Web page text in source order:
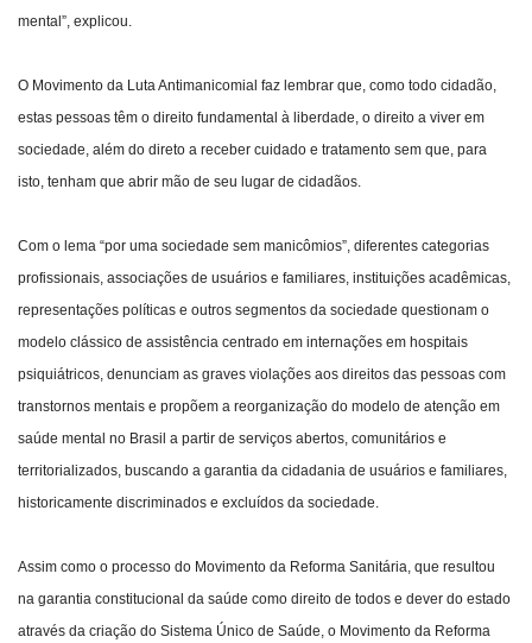
mental”, explicou.
O Movimento da Luta Antimanicomial faz lembrar que, como todo cidadão,
estas pessoas têm o direito fundamental à liberdade, o direito a viver em
sociedade, além do direto a receber cuidado e tratamento sem que, para
isto, tenham que abrir mão de seu lugar de cidadãos.
Com o lema “por uma sociedade sem manicômios”, diferentes categorias
profissionais, associações de usuários e familiares, instituições acadêmicas,
representações políticas e outros segmentos da sociedade questionam o
modelo clássico de assistência centrado em internações em hospitais
psiquiátricos, denunciam as graves violações aos direitos das pessoas com
transtornos mentais e propõem a reorganização do modelo de atenção em
saúde mental no Brasil a partir de serviços abertos, comunitários e
territorializados, buscando a garantia da cidadania de usuários e familiares,
historicamente discriminados e excluídos da sociedade.
Assim como o processo do Movimento da Reforma Sanitária, que resultou
na garantia constitucional da saúde como direito de todos e dever do estado
através da criação do Sistema Único de Saúde, o Movimento da Reforma